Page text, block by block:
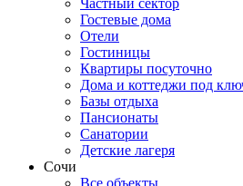
Частный сектор
Гостевые дома
Отели
Гостиницы
Квартиры посуточно
Дома и коттеджи под
Базы отдыха
Пансионаты
Санатории
Детские лагеря
Сочи
Все объекты